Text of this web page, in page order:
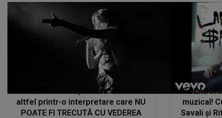
De această dată, "Dilaila" se simte
altfel printr-o interpretare care NU
POATE FI TRECUTĂ CU VEDEREA
muzical!
Savali și